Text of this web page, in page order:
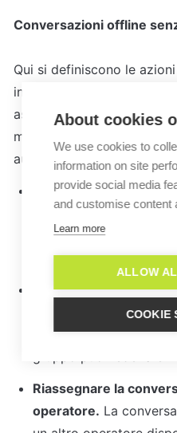
Conversazioni offline
Qui si definiscono le
inizia o riprende una
assegnato non è
minuti e 48 ore dopo il
automaticamente una delle
Disattivato. Nessuna
intrapresa per
conversazioni aperte
un operatore per un
Disassegnare e
La
spostata nell’Inbox,
Riassegnare la
operatore. La
About cookies
We use cookies to
information on site
provide social media
and customise content
Learn more
ALLOW
COOKIE